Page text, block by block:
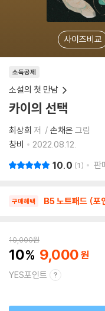
사이즈비교
소득공제
소설의 첫 만남
카이의 선택
최상희 저 손채은 그림
창비
2022.08.12.
10.0 1 판
구매혜택 B5 노트패드 (포
10,000원
10 9,000
YES포인트